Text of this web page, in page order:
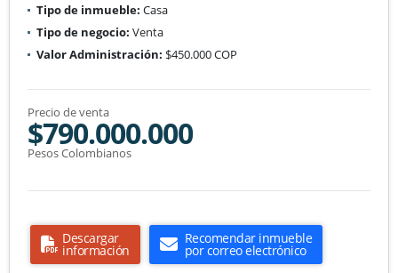
Tipo de inmueble: Casa
Tipo de negocio: Venta
Valor Administración: $450.000 COP
Precio de venta
$790.000.000
Pesos Colombianos
Descargar
información
Recomendar inmueble
por correo electrónico